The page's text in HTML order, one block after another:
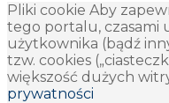
Pliki cookie Aby
tego portalu, czasami
użytkownika (bądź
tzw. cookies
większość dużych
prywatności